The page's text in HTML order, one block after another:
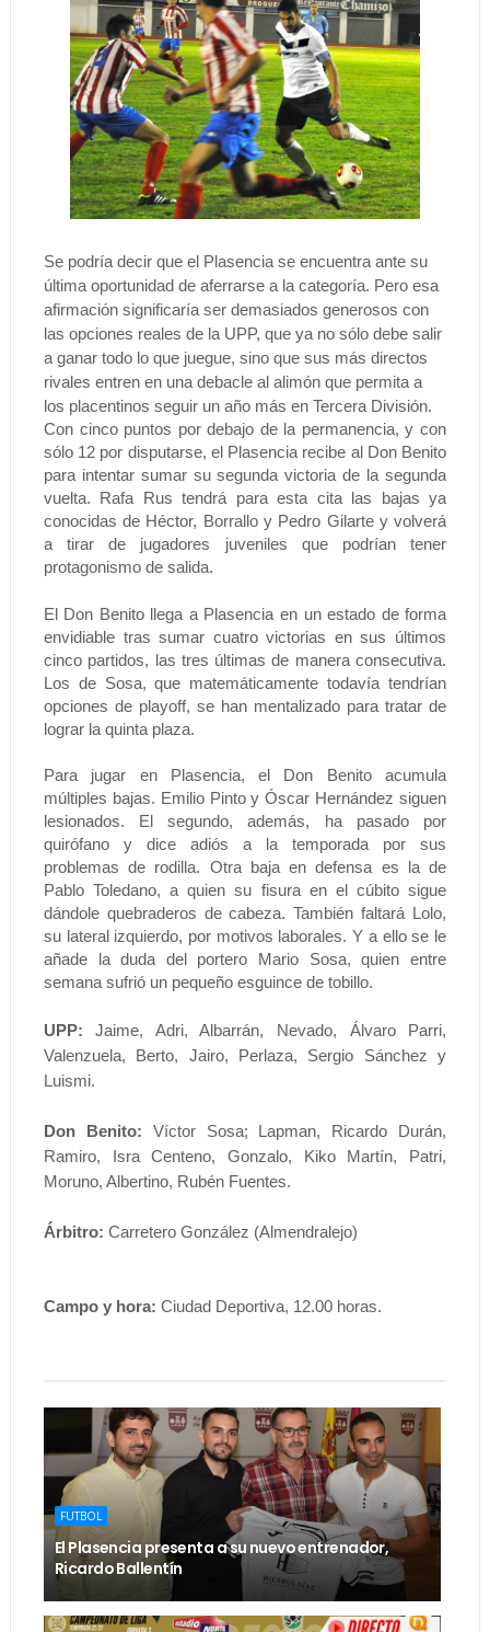
Se podría decir que el Plasencia se encuentra ante su
última oportunidad de aferrarse a la categoría. Pero esa
afirmación significaría ser demasiados generosos con
las opciones reales de la UPP, que ya no sólo debe salir
a ganar todo lo que juegue, sino que sus más directos
rivales entren en una debacle al alimón que permita a
los placentinos seguir un año más en Tercera División.
Con cinco puntos por debajo de la permanencia, y con
sólo 12 por disputarse, el Plasencia recibe al Don Benito
para intentar sumar su segunda victoria de la segunda
vuelta. Rafa Rus tendrá para esta cita las bajas ya
conocidas de Héctor, Borrallo y Pedro Gilarte y volverá
a tirar de jugadores juveniles que podrían tener
protagonismo de salida.
El Don Benito llega a Plasencia en un estado de forma
envidiable tras sumar cuatro victorias en sus últimos
cinco partidos, las tres últimas de manera consecutiva.
Los de Sosa, que matemáticamente todavía tendrían
opciones de playoff, se han mentalizado para tratar de
lograr la quinta plaza.
Para jugar en Plasencia, el Don Benito acumula
múltiples bajas. Emilio Pinto y Óscar Hernández siguen
lesionados. El segundo, además, ha pasado por
quirófano y dice adiós a la temporada por sus
problemas de rodilla. Otra baja en defensa es la de
Pablo Toledano, a quien su fisura en el cúbito sigue
dándole quebraderos de cabeza. También faltará Lolo,
su lateral izquierdo, por motivos laborales. Y a ello se le
añade la duda del portero Mario Sosa, quien entre
semana sufrió un pequeño esguince de tobillo.
UPP: Jaime, Adri, Albarrán, Nevado, Álvaro Parri,
Valenzuela, Berto, Jairo, Perlaza, Sergio Sánchez y
Luismi.
Don Benito: Víctor Sosa; Lapman, Ricardo Durán,
Ramiro, Isra Centeno, Gonzalo, Kiko Martín, Patri,
Moruno, Albertino, Rubén Fuentes.
Árbitro: Carretero González (Almendralejo)
Campo y hora: Ciudad Deportiva, 12.00 horas.
FUTBOL
El Plasencia presenta a su nuevo entrenador,
Ricardo Ballentín